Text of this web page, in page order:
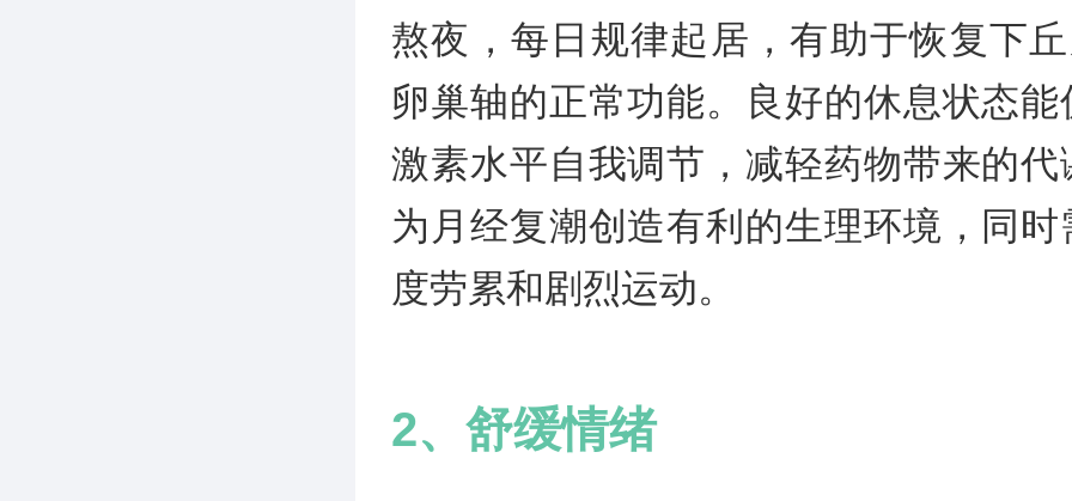
熬夜，每日规律起居，有助于恢复下
卵巢轴的正常功能。良好的休息状态能
激素水平自我调节，减轻药物带来的代
为月经复潮创造有利的生理环境，同时
度劳累和剧烈运动。
2、舒缓情绪